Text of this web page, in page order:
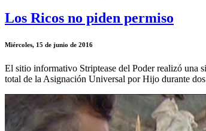
Los Ricos no piden permiso
Miércoles, 15 de junio de 2016
El sitio informativo Striptease del Poder realizó una
total de la Asignación Universal por Hijo durante